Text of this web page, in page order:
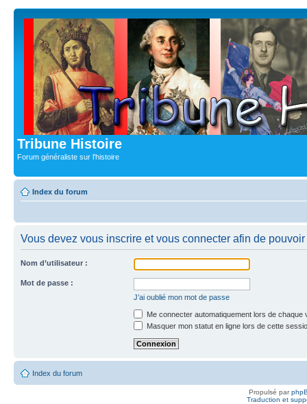
Tribune Histoire
Forum généraliste sur l'histoire
Index du forum
Vous devez vous inscrire et vous connecter afin de
Nom d’utilisateur :
Mot de passe :
J’ai oublié mon mot de passe
Me connecter automatiquement lors de chaque
Masquer mon statut en ligne lors de cette
Index du forum
Propulsé par
Traduction et